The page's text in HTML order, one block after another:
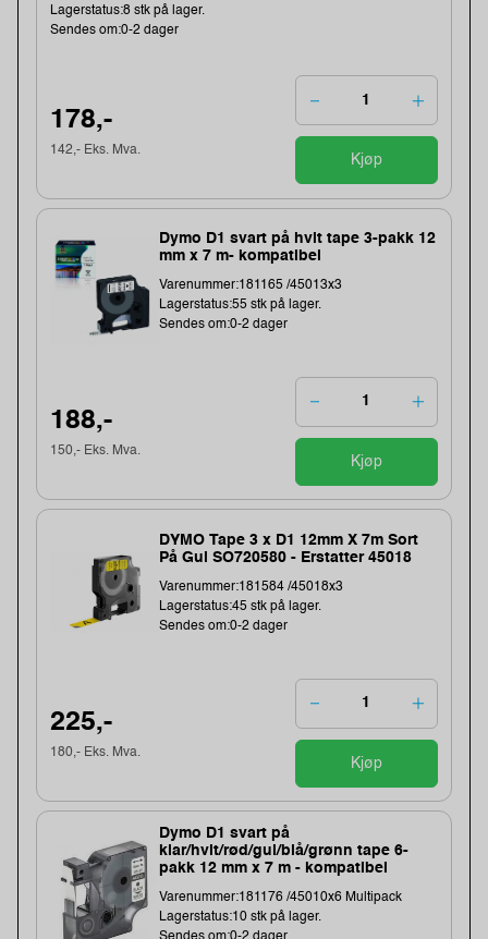
Lagerstatus:8 stk på lager.
Sendes om:0-2 dager
178,-
142,- Eks. Mva.
Kjøp
Dymo D1 svart på hvit tape 3-pakk 12
mm x 7 m- kompatibel
Varenummer:181165 /45013x3
Lagerstatus:55 stk på lager.
Sendes om:0-2 dager
188,-
150,- Eks. Mva.
Kjøp
DYMO Tape 3 x D1 12mm X 7m Sort
På Gul SO720580 - Erstatter 45018
Varenummer:181584 /45018x3
Lagerstatus:45 stk på lager.
Sendes om:0-2 dager
225,-
180,- Eks. Mva.
Kjøp
Dymo D1 svart på
klar/hvit/rød/gul/blå/grønn tape 6-
pakk 12 mm x 7 m - kompatibel
Varenummer:181176 /45010x6 Multipack
Lagerstatus:10 stk på lager.